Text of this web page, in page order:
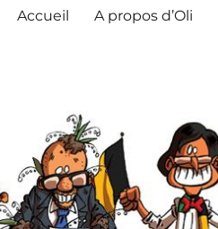
Accueil A propos d’Oli